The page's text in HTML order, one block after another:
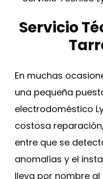
Servicio
En muchas
una pequeña
electrodoméstico
costosa
entre que se
anomalías y el
lleva por nombre